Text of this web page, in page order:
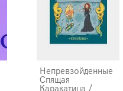
Непревзойденные
Спящая
Каракатица /